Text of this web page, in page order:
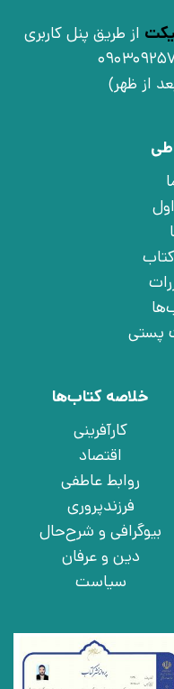
از طریق پنل کاربری
پستی
خلاصه کتاب‌ها
کارآفرینی
اقتصاد
روابط عاطفی
فرزندپروری
بیوگرافی و شرح‌حال
دین و عرفان
سیاست